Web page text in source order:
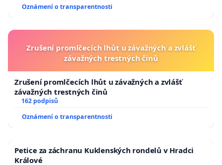
Oznámení o transparentnosti
Zrušení promlčecích lhůt u závažných a zvlášť
závažných trestných činů
Zrušení promlčecích lhůt u závažných a zvlášť
závažných trestných činů
162 podpisů
Oznámení o transparentnosti
Petice za záchranu Kuklenských rondelů v Hradci
Králové